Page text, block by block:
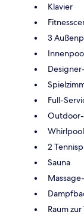
Klavier
3
Full-
Whirlpool
2
Sauna
Raum